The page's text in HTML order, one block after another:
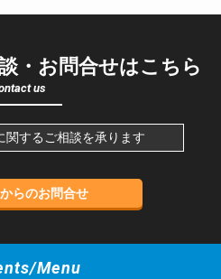
・お問合せはこちら
us
関するご相談を承ります
らのお問合せ
Menu